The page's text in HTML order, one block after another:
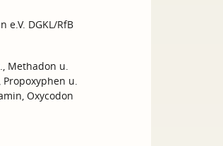
DGKL/RfB
Methadon u.
u.
Oxycodon